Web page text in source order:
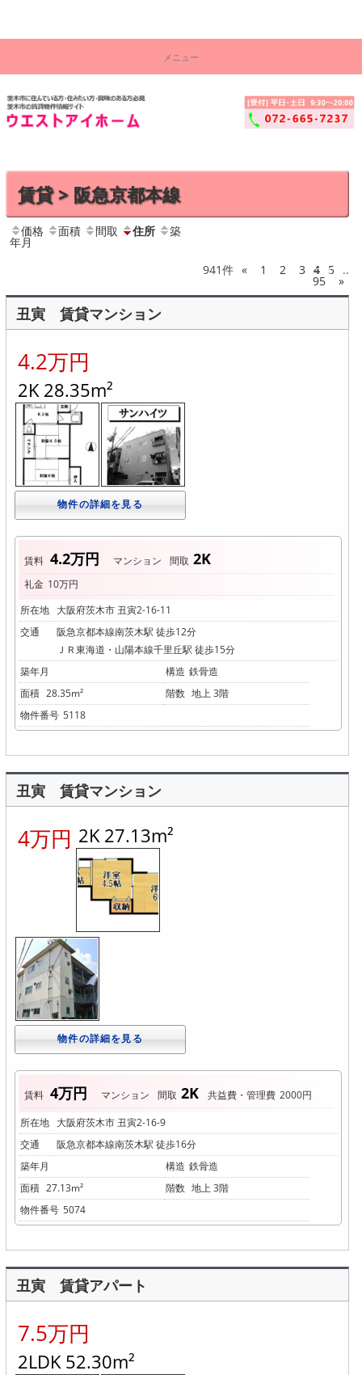
木
市
賃
物
件
セ
ン
ー
│
エ
ス
ト
ア
イ
株
式
会
社
茨木市の賃貸物件情報サイト！ウエストアイ株式会社
メニュー
コ
ン
賃貸 > 阪急京都本線
価格 面積 間取 住所 築
年月
941件 « 1 2 3 4 5 ..
95 »
丑寅 賃貸マンション
4.2万円
2K 28.35m²
物件の詳細を見る
賃料 4.2万円 マンション 間取 2K
礼金 10万円
所在地 大阪府茨木市 丑寅2-16-11
交通
阪急京都本線南茨木駅 徒歩12分
ＪＲ東海道・山陽本線千里丘駅 徒歩15分
築年月
構造 鉄骨造
面積 28.35m² 階数 地上 3階
物件番号 5118
丑寅 賃貸マンション
4万円 2K 27.13m²
物件の詳細を見る
賃料 4万円 マンション 間取 2K 共益費・管理費 2000円
所在地 大阪府茨木市 丑寅2-16-9
交通
阪急京都本線南茨木駅 徒歩16分
築年月
構造 鉄骨造
面積 27.13m² 階数 地上 3階
物件番号 5074
丑寅 賃貸アパート
7.5万円
2LDK 52.30m²